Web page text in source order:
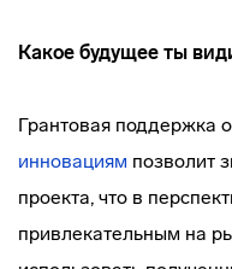
Какое будущее ты
Грантовая поддержка
инновациям позволит
проекта, что в
привлекательным на